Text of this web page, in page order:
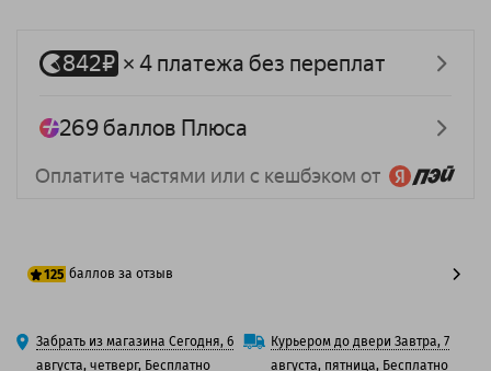
125 баллов за отзыв
100 баллов
125 баллов
Забрать из магазина Сегодня, 6
августа, четверг, Бесплатно
Курьером до двери Завтра, 7
августа, пятница, Бесплатно